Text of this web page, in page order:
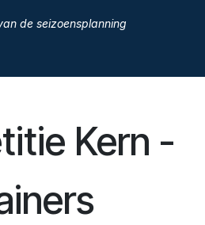
de seizoensplanning
Kern -